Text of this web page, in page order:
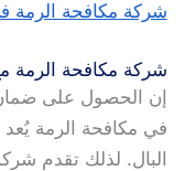
شركة مكافحة الرمة
شركة مكافحة الرمة
إن الحصول على
في مكافحة الرمة يُعد
البال. لذلك تقدم